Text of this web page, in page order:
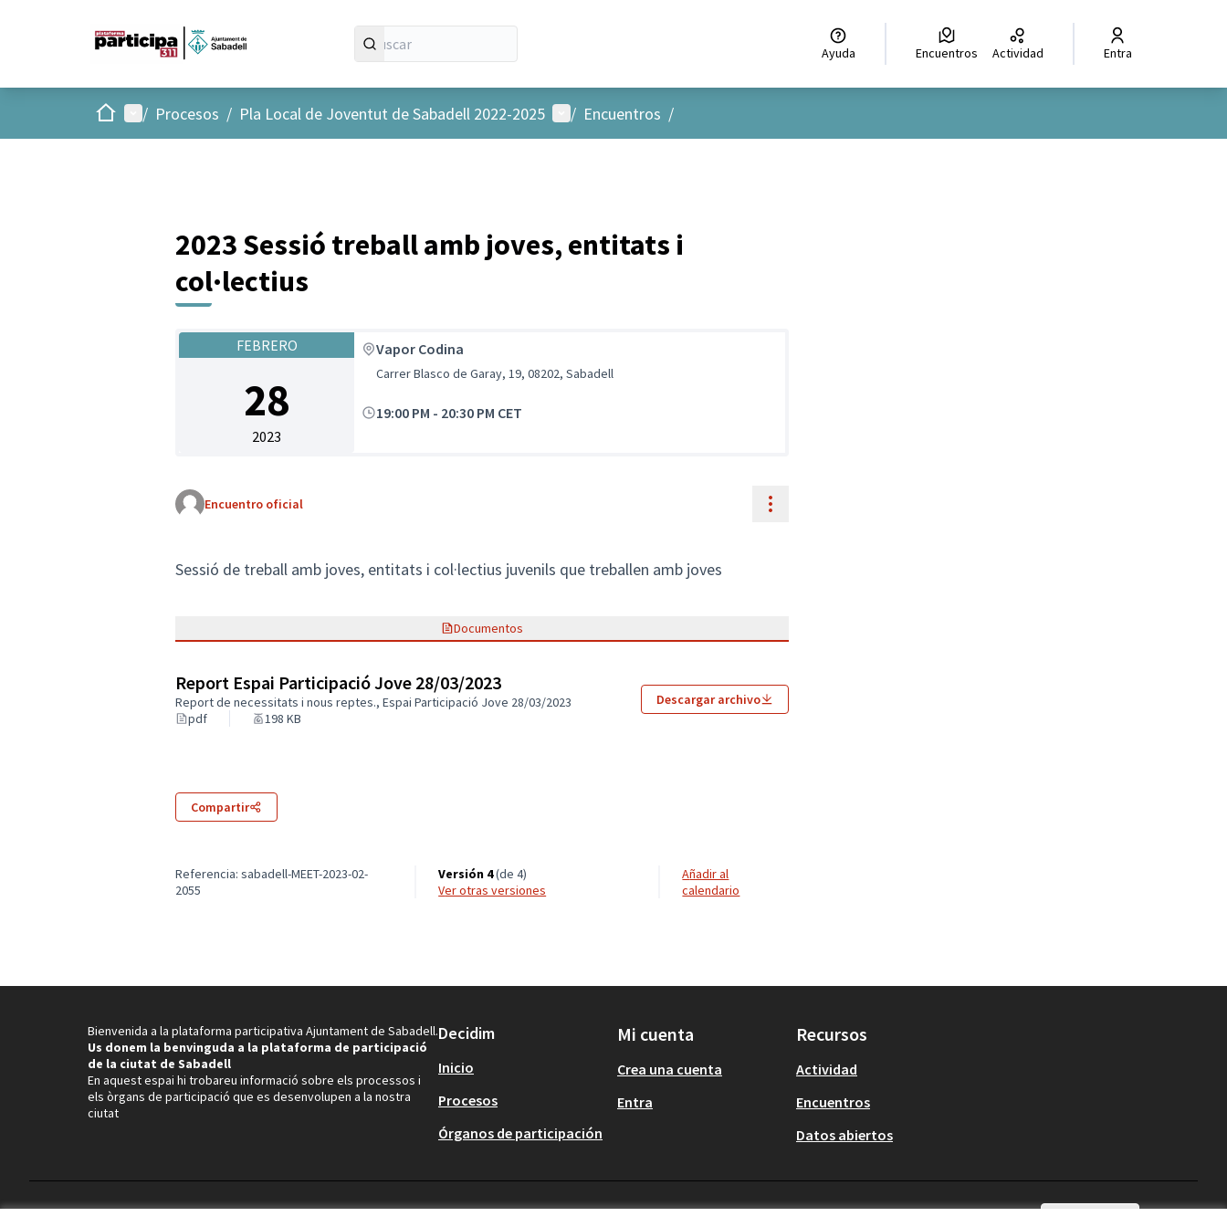
Ayuda Encuentros Actividad Entra
InicioMenú principal
/ Procesos / Pla Local de Joventut de Sabadell 2022-2025 Menú de usuario
/ Encuentros /
2023 Sessió treball amb joves, entitats i
col·lectius
FEBRERO
28
2023
Vapor Codina
Carrer Blasco de Garay, 19, 08202, Sabadell
19:00 PM - 20:30 PM CET
Encuentro oficial Controles de recursos
Sessió de treball amb joves, entitats i col·lectius juvenils que treballen amb joves
Documentos
Report Espai Participació Jove 28/03/2023
Report de necessitats i nous reptes., Espai Participació Jove 28/03/2023
pdf
198 KB
Descargar archivo
Compartir
Referencia: sabadell-MEET-2023-02-
2055
Versión 4(de 4)
ver otras versiones
Añadir al
calendario
Bienvenida a la plataforma participativa Ajuntament de Sabadell.
Us donem la benvinguda a la plataforma de participació
de la ciutat de Sabadell
En aquest espai hi trobareu informació sobre els processos i
els òrgans de participació que es desenvolupen a la nostra
ciutat
Decidim
Inicio
Procesos
Órganos de participación
Mi cuenta
Crea una cuenta
Entra
Recursos
Actividad
Encuentros
Datos abiertos